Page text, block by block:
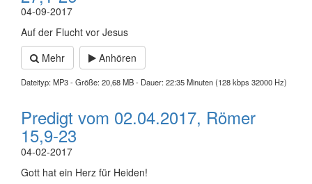
04-09-2017
Auf der Flucht vor Jesus
Mehr
Anhören
Dateityp: MP3 - Größe: 20,68 MB - Dauer: 22:35 Minuten (128 kbps 32000 Hz)
Predigt vom 02.04.2017, Römer
15,9-23
04-02-2017
Gott hat ein Herz für Heiden!